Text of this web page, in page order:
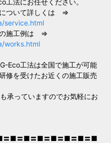
工法にお任せください。
について詳しくは ⇒
service.html
の施工例は ⇒
works.html
Eco工法は全国で施工が可能
修を受けたお近くの施工販売
承っていますのでお気軽にお
■〓■〓■〓■〓■〓■〓■